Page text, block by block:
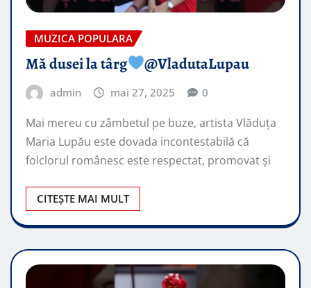
MUZICA POPULARA
Mă dusei la târg @VladutaLupau
admin mai 27, 2025 0
Mai mereu cu zâmbetul pe buze, artista Vlăduța
Maria Lupău este dovada incontestabilă că
folclorul românesc este respectat, promovat şi
CITEȘTE MAI MULT